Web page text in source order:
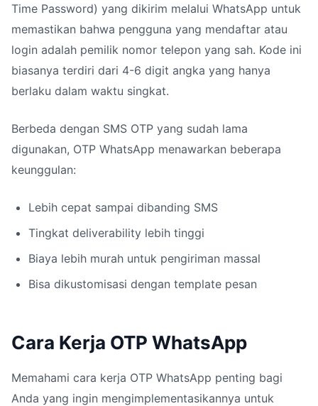
Time Password) yang dikirim melalui WhatsApp untuk
memastikan bahwa pengguna yang mendaftar atau
login adalah pemilik nomor telepon yang sah. Kode ini
biasanya terdiri dari 4-6 digit angka yang hanya
berlaku dalam waktu singkat.
Berbeda dengan SMS OTP yang sudah lama
digunakan, OTP WhatsApp menawarkan beberapa
keunggulan:
Lebih cepat sampai dibanding SMS
Tingkat deliverability lebih tinggi
Biaya lebih murah untuk pengiriman massal
Bisa dikustomisasi dengan template pesan
Cara Kerja OTP WhatsApp
Memahami cara kerja OTP WhatsApp penting bagi
Anda yang ingin mengimplementasikannya untuk